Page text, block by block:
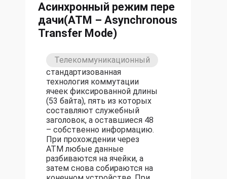
Асинхронный режим пере
дачи(ATM – Asynchronous
Transfer Mode)
Телекоммуникационный
стандартизованная
технология коммутации
ячеек фиксированной длины
(53 байта), пять из которых
составляют служебный
заголовок, а оставшиеся 48
– собственно информацию.
При прохождении через
АТМ любые данные
разбиваются на ячейки, а
затем снова собираются на